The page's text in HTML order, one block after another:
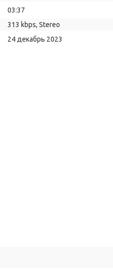
03:37
313 kbps, Stereo
24 декабрь 2023